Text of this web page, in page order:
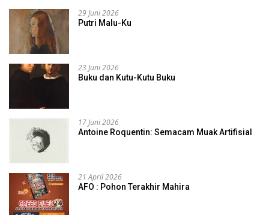
29 Juni 2026
Putri Malu-Ku
23 Juni 2026
Buku dan Kutu-Kutu Buku
17 Juni 2026
Antoine Roquentin: Semacam Muak Artifisial
21 April 2026
AFO : Pohon Terakhir Mahira